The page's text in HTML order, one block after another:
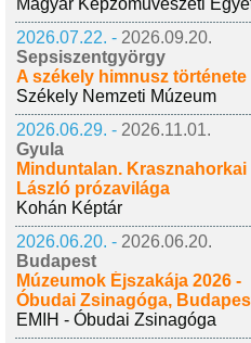
Magyar Képzőművészeti
2026.07.22. - 2026.09.20.
Sepsiszentgyörgy
A székely himnusz története
Székely Nemzeti Múzeum
2026.06.29. - 2026.11.01.
Gyula
Minduntalan. Krasznahorkai
László prózavilága
Kohán Képtár
2026.06.20. - 2026.06.20.
Budapest
Múzeumok Éjszakája 2026 -
Óbudai Zsinagóga,
EMIH - Óbudai Zsinagóga